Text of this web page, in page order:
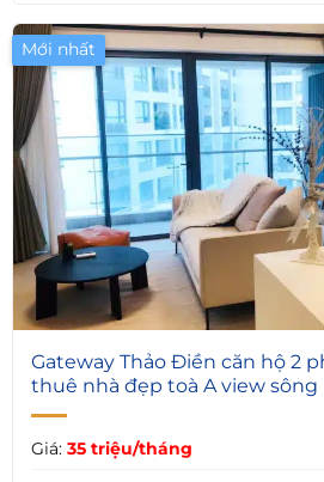
Mới nhất
5
Gateway Thảo Điền căn hộ 2
thuê nhà đẹp toà A view sông
Giá: 35 triệu/tháng